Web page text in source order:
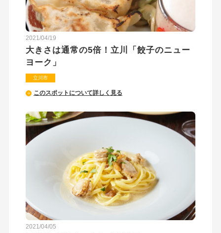
2021/04/19
大きさは通常の5倍！立川「餃子のニュー
ヨーク」
立川市
このスポットについて詳しく見る
2021/04/05